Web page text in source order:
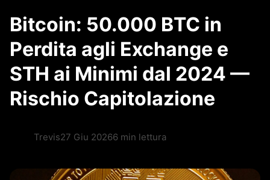
Bitcoin: 50.000 BTC in
Perdita agli Exchange e
STH ai Minimi dal 2024 —
Rischio Capitolazione
Trevis27 Giu 20266 min lettura